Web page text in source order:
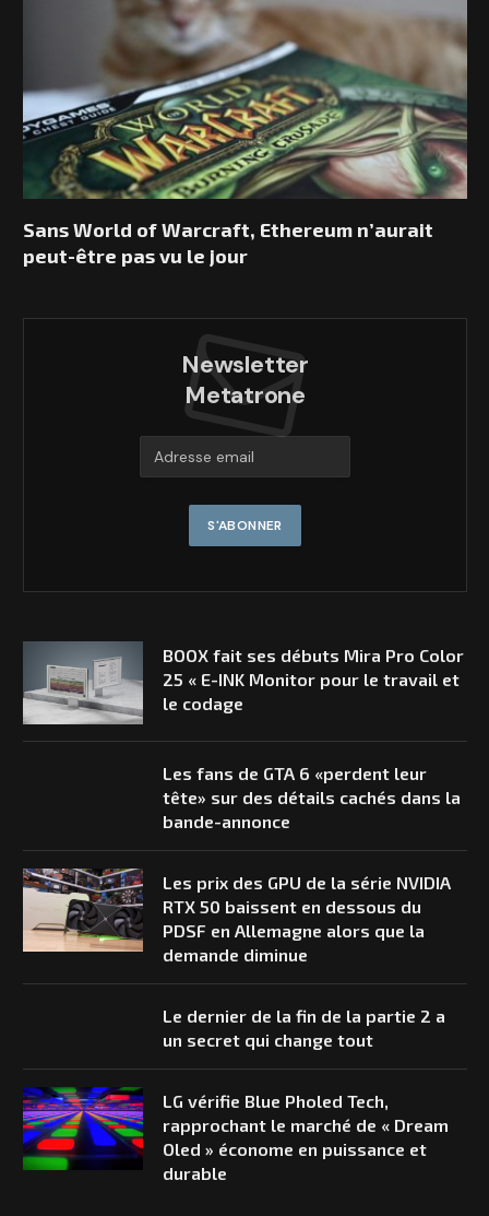
Sans World of Warcraft, Ethereum n’aurait
peut-être pas vu le jour
Newsletter
Metatrone
BOOX fait ses débuts Mira Pro Color
25 « E-INK Monitor pour le travail et
le codage
Les fans de GTA 6 «perdent leur
tête» sur des détails cachés dans la
bande-annonce
Les prix des GPU de la série NVIDIA
RTX 50 baissent en dessous du
PDSF en Allemagne alors que la
demande diminue
Le dernier de la fin de la partie 2 a
un secret qui change tout
LG vérifie Blue Pholed Tech,
rapprochant le marché de « Dream
Oled » économe en puissance et
durable